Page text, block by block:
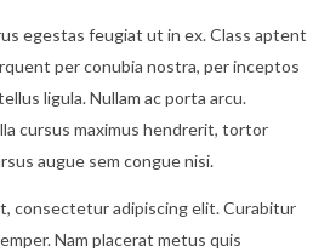
egestas feugiat ut in ex. Class aptent
per conubia nostra, per inceptos
ligula. Nullam ac porta arcu.
cursus maximus hendrerit, tortor
augue sem congue nisi.
consectetur adipiscing elit. Curabitur
Nam placerat metus quis